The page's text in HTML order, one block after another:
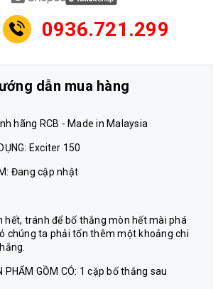
0936.721.299
dẫn mua hàng
hãng RCB - Made in Malaysia
Exciter 150
Đang cập nhật
hết, tránh để bố thắng mòn hết mài phá
chúng ta phải tốn thêm một khoảng chi
PHẨM GỒM CÓ: 1 cặp bố thắng sau